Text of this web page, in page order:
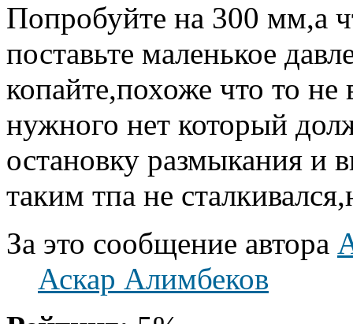
Попробуйте на 300 мм,а
поставьте маленькое
копайте,похоже что то
нужного нет который
остановку размыкания и
таким тпа не
За это сообщение автора
Аскар Алимбеков